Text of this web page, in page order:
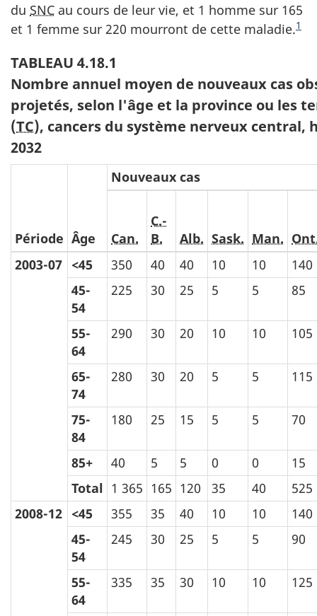
du SNC au cours de leur vie, et 1 homme sur 165
et 1 femme sur 220 mourront de cette maladie.
Note du fin du texte
1
TABLEAU 4.18.1
Nombre annuel moyen de nouveaux cas
projetés, selon l'âge et la province ou les
(TC), cancers du système nerveux central,
2032
Période Âge
Nouveaux cas
Can.
C.-
B.
Alb. Sask. Man.
2003-07 <45 350 40 40 10 10
140
45-
54
225 30 25 5 5 85
55-
64
290 30 20 10 10 105
65-
74
280 30 20 5 5 115
75-
84
180 25 15 5 5 70
85+ 40 5 5 0 0
15
Total 1 365 165 120 35 40
525
2008-12 <45 355 35 40 10 10
140
45-
54
245 30 25 5 5 90
55-
64
335 35 30 10 10 125